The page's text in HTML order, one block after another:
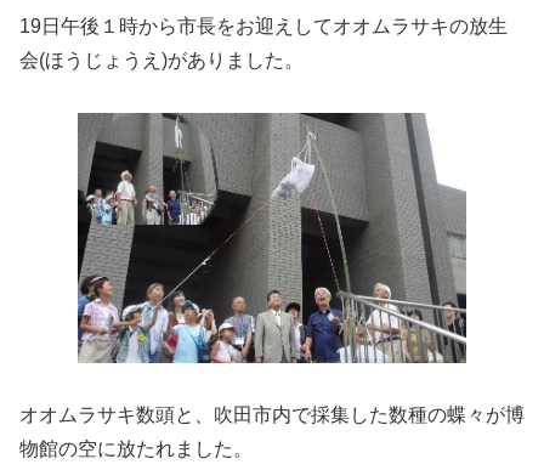
19日午後１時から市長をお迎えしてオオムラサキの放生
会(ほうじょうえ)がありました。
オオムラサキ数頭と、吹田市内で採集した数種の蝶々が博
物館の空に放たれました。